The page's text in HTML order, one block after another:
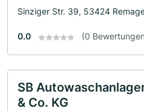
Sinziger Str. 39, 53424
0.0 (0
SB
& Co. KG